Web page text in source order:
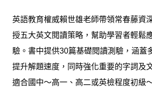
英語教育權威賴世雄老師帶領常春藤資
授五大英文閱讀策略，幫助學習者輕鬆
驗。書中提供30篇基礎閱讀測驗，涵蓋
提升解題速度，同時強化重要的字詞及
適合國中～高一、高二或英檢程度初級